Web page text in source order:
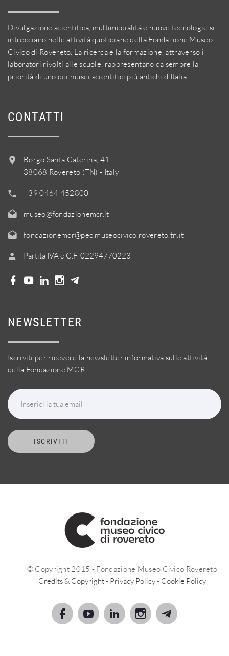
Divulgazione scientifica, multimedialità e nuove tecnologie si
intrecciano nelle attività quotidiane della Fondazione Museo
Civico di Rovereto. La ricerca e la formazione, attraverso i
laboratori rivolti alle scuole, rappresentano da sempre la
priorità di uno dei musei scientifici più antichi d'Italia.
CONTATTI
Borgo Santa Caterina, 41
38068 Rovereto (TN) - Italy
+39 0464 452800
museo@fondazionemcr.it
fondazionemcr@pec.museocivico.rovereto.tn.it
Partita IVA e C.F. 02294770223
NEWSLETTER
Iscriviti per ricevere la newsletter informativa sulle attività
della Fondazione MCR
Inserici la tua email
ISCRIVITI
© Copyright 2015 - Fondazione Museo Civico Rovereto
Credits & Copyright- Privacy Policy- Cookie Policy